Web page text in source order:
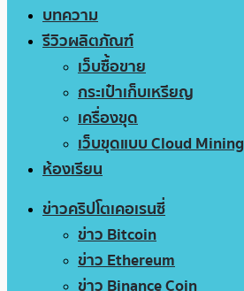
บทความ
รีวิวผลิตภัณฑ์
เว็บซื้อขาย
กระเป๋าเก็บเหรียญ
เครื่องขุด
เว็บขุดแบบ Cloud Mining
ห้องเรียน
ข่าวคริปโตเคอเรนซี่
ข่าว Bitcoin
ข่าว Ethereum